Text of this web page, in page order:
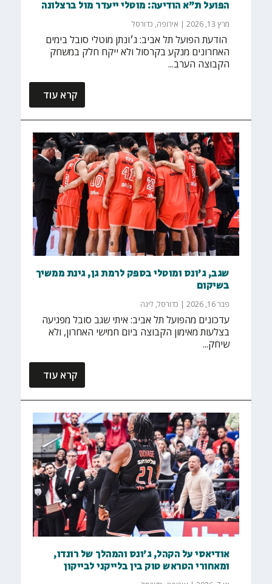
הפועל ת"א הודיעה: מוטלי ייעדר מול ברצלונה
מרץ 13, 2026 | אירופה, כדורסל
‏ הודעת הפועל תל אביב: ג׳ונתן מוטלי סובל בימים
האחרונים מנקע בקרסול ולא ייקח חלק במשחק
הקבוצה הערב...
קרא עוד
שגב, ג'ונס ומוטלי בספק לרמת גן, גינת ממשיך
בשיקום
פבר 16, 2026 | כדורסל, ליגה
עדכונים מהפועל תל אביב: איתי שגב סובל מפגיעה
בצלעות מאימון הקבוצה ביום חמישי האחרון, ולא
שיחק...
קרא עוד
אודיאסי על הקהל, ג׳ונס והמהלך של רונדו,
ומאחורי הטראש טוק בין בלייקני לבייקון